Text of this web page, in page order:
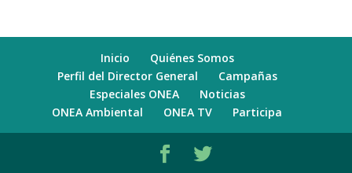
Inicio
Quiénes Somos
Perfil del Director General
Campañas
Especiales ONEA
Noticias
ONEA Ambiental
ONEA TV Participa